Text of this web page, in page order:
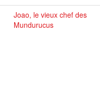
Joao, le vieux chef des
Mundurucus